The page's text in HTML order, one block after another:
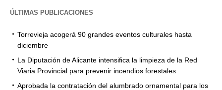
ÚLTIMAS PUBLICACIONES
Torrevieja acogerá 90 grandes eventos culturales hasta
diciembre
La Diputación de Alicante intensifica la limpieza de la Red
Viaria Provincial para prevenir incendios forestales
Aprobada la contratación del alumbrado ornamental para los